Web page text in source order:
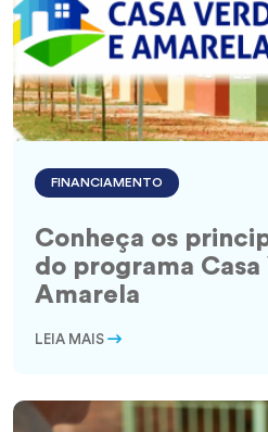
FINANCIAMENTO
Conheça os
do programa Casa
Amarela
LEIA MAIS